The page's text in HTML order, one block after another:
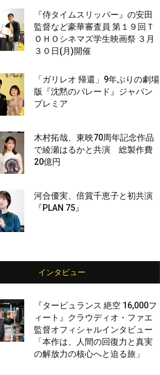
『侍タイムスリッパー』の安田
監督など豪華審査員 第１９回Ｔ
ＯＨＯシネマズ学生映画祭 ３月
３０日(月)開催
「ガリレオ 帰還」9年ぶりの劇場
版『沈黙のパレード』ジャパン
プレミア
木村拓哉、東映70周年記念作品
で綾瀬はるかと共演 総製作費
20億円
河合優実、倍賞千恵子と初共演
『PLAN 75』
インタビュー
『タービュランス 絶空 16,000フ
ィート』クラウディオ・ファエ
監督オフィシャルインタビュー
「本作は、人間の回復力と真実
の解放力の核心へと迫る旅」